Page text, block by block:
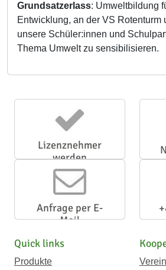
Grundsatzerlass: Umweltbildung
Entwicklung, an der VS Rotenturm
unsere Schüler:innen und
Thema Umwelt zu sensibilisieren.
Lizenznehmer
werden
Anfrage per E-
Mail
Quick links
Produkte